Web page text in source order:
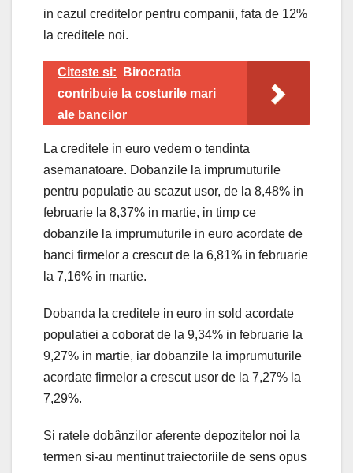
in cazul creditelor pentru companii, fata de 12%
la creditele noi.
Citeste si:
Birocratia
contribuie la costurile mari
ale bancilor
La creditele in euro vedem o tendinta
asemanatoare. Dobanzile la imprumuturile
pentru populatie au scazut usor, de la 8,48% in
februarie la 8,37% in martie, in timp ce
dobanzile la imprumuturile in euro acordate de
banci firmelor a crescut de la 6,81% in februarie
la 7,16% in martie.
Dobanda la creditele in euro in sold acordate
populatiei a coborat de la 9,34% in februarie la
9,27% in martie, iar dobanzile la imprumuturile
acordate firmelor a crescut usor de la 7,27% la
7,29%.
Si ratele dobânzilor aferente depozitelor noi la
termen si-au mentinut traiectoriile de sens opus